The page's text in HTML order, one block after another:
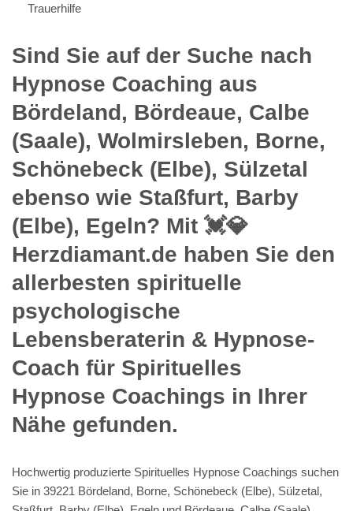
Trauerhilfe
Sind Sie auf der Suche nach
Hypnose Coaching aus
Bördeland, Bördeaue, Calbe
(Saale), Wolmirsleben, Borne,
Schönebeck (Elbe), Sülzetal
ebenso wie Staßfurt, Barby
(Elbe), Egeln? Mit 💓️💎
Herzdiamant.de haben Sie den
allerbesten spirituelle
psychologische
Lebensberaterin & Hypnose-
Coach für Spirituelles
Hypnose Coachings in Ihrer
Nähe gefunden.
Hochwertig produzierte Spirituelles Hypnose Coachings suchen
Sie in 39221 Bördeland, Borne, Schönebeck (Elbe), Sülzetal,